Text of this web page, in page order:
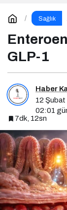
Sağlık
GLP-1
Haber
12
02:01
7dk, 12sn